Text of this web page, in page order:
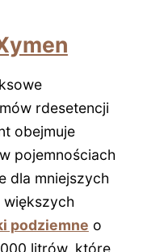
rdesetencji
obejmuje
pojemnościach
dla mniejszych
podziemne o